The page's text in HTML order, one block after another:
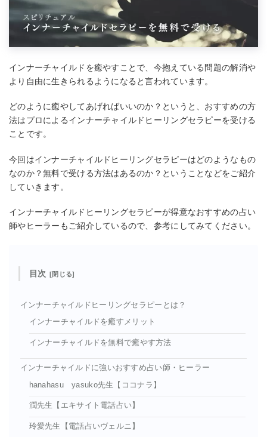
インナーチャイルドを癒やすことで、今抱えている問題の解消や
より自由に生きられるようになると言われています。
どのように癒やしてあげればいいのか？というと、おすすめの方
法はプロによるインナーチャイルドヒーリングセラピーを受ける
ことです。
今回はインナーチャイルドヒーリングセラピーはどのようなもの
なのか？無料で受ける方法はあるのか？ということなどをご紹介
していきます。
インナーチャイルドヒーリングセラピーが得意なおすすめの占い
師やヒーラーもご紹介しているので、参考にしてみてください。
目次
インナーチャイルドヒーリングセラピーとは？
インナーチャイルドを癒すメリット
インナーチャイルドを無料で癒やす方法
インナーチャイルドに強いおすすめ占い師・ヒーラー
hanahasu yasuko先生【ココナラ】
潤先生【エキサイト電話占い】
玲愛先生【電話占いヴェルニ】